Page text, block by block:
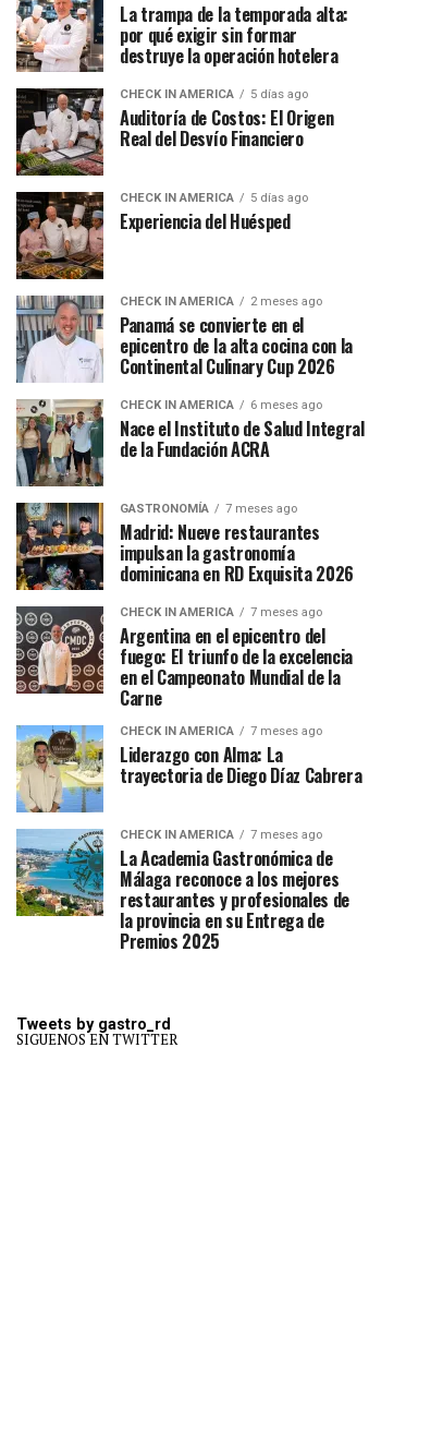
La trampa de la temporada alta:
por qué exigir sin formar
destruye la operación hotelera
CHECK IN AMERICA 5 días ago
Auditoría de Costos: El Origen
Real del Desvío Financiero
CHECK IN AMERICA 5 días ago
Experiencia del Huésped
CHECK IN AMERICA 2 meses ago
Panamá se convierte en el
epicentro de la alta cocina con la
Continental Culinary Cup 2026
CHECK IN AMERICA 6 meses ago
Nace el Instituto de Salud Integral
de la Fundación ACRA
GASTRONOMÍA 7 meses ago
Madrid: Nueve restaurantes
impulsan la gastronomía
dominicana en RD Exquisita 2026
CHECK IN AMERICA 7 meses ago
Argentina en el epicentro del
fuego: El triunfo de la excelencia
en el Campeonato Mundial de la
Carne
CHECK IN AMERICA 7 meses ago
Liderazgo con Alma: La
trayectoria de Diego Díaz Cabrera
CHECK IN AMERICA 7 meses ago
La Academia Gastronómica de
Málaga reconoce a los mejores
restaurantes y profesionales de
la provincia en su Entrega de
Premios 2025
Tweets by gastro_rd
SIGUENOS EN TWITTER